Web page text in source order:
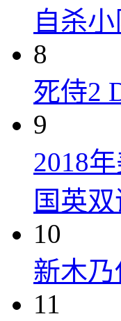
自杀小
8
死侍2
9
2018
国英
10
新木乃
11